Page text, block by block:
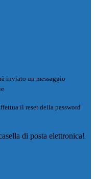
inviato un messaggio
il reset della password
di posta elettronica!